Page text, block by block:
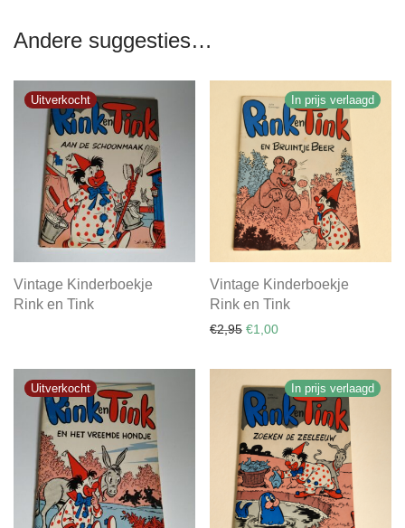
Andere suggesties…
Vintage Kinderboekje
Rink en Tink
In prijs verlaagd
Vintage Kinderboekje
Rink en Tink
€2,95 Oorspronkelijke prijs was:
€1,00Huidige prijs is: €1,00.
In prijs verlaagd